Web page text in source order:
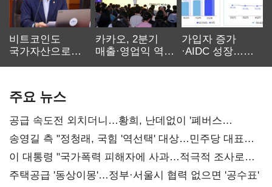
비트코인도
국가자산으로…'
카카오, 2분기
매출·영업익 역대
가입자 증가
·AIDC 성장…
주요 뉴스
공급 속도전 외치더니…황희, 난데없이 '폐버스
리모델링' 제안
송영길 측 "정청래, 국힘 '역선택' 대상…민주당 대표로
총선 지휘 못해"
이 대통령 "국가폭력 피해자에 사과…적극적 조사로
진실 밝혀야"
주택공급 '동상이몽'…정부·서울시 협력 없으면 '공수표'